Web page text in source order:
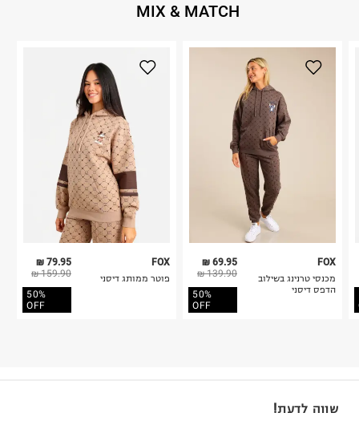
MIX & MATCH
79.95 ₪
159.90 ₪
50%
OFF
FOX
פוטר ממותג דיסני
69.95 ₪
139.90 ₪
50%
OFF
FOX
מכנסי טרנינג בשילוב
הדפס דיסני
שווה לדעת!